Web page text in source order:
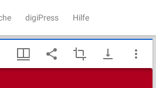
digiPress Hilfe